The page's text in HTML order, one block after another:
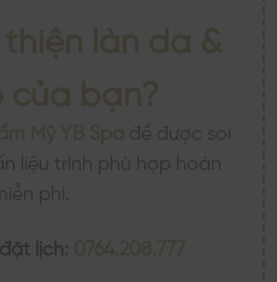
để được soi
liệu trình phù hợp hoàn
phí.
lịch: